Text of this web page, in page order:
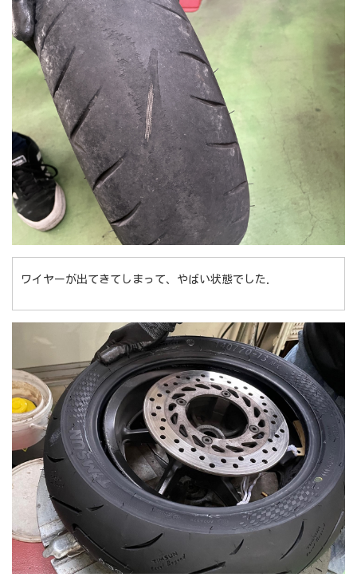
ワイヤーが出てきてしまって、やばい状態でした.